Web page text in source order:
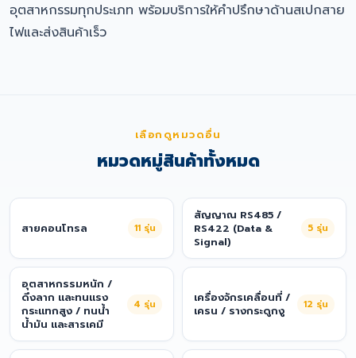
อุตสาหกรรมทุกประเภท พร้อมบริการให้คำปรึกษาด้านสเปกสาย
ไฟและส่งสินค้าเร็ว
เลือกดูหมวดอื่น
หมวดหมู่สินค้าทั้งหมด
สายคอนโทรล 11 รุ่น
สัญญาณ RS485 /
RS422 (Data &
Signal)
5 รุ่น
อุตสาหกรรมหนัก /
ดึงลาก และทนแรง
กระแทกสูง / ทนน้ำ
น้ำมัน และสารเคมี
4 รุ่น
เครื่องจักรเคลื่อนที่ /
เครน / รางกระดูกงู
12 รุ่น